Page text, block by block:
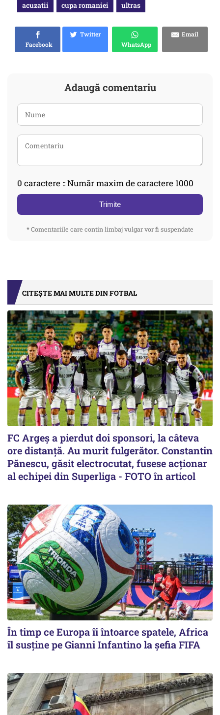
acuzatii cupa romaniei ultras
Facebook
Twitter
WhatsApp
Email
Adaugă comentariu
0 caractere :: Număr maxim de caractere 1000
Trimite
* Comentariile care contin limbaj vulgar vor fi suspendate
CITEȘTE MAI MULTE DIN FOTBAL
FC Argeș a pierdut doi sponsori, la câteva
ore distanță. Au murit fulgerător. Constantin
Pănescu, găsit electrocutat, fusese acționar
al echipei din Superliga - FOTO în articol
În timp ce Europa îi întoarce spatele, Africa
îl susține pe Gianni Infantino la șefia FIFA